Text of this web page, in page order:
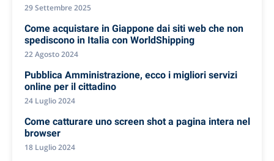
29 Settembre 2025
Come acquistare in Giappone dai siti web che non
spediscono in Italia con WorldShipping
22 Agosto 2024
Pubblica Amministrazione, ecco i migliori servizi
online per il cittadino
24 Luglio 2024
Come catturare uno screen shot a pagina intera nel
browser
18 Luglio 2024